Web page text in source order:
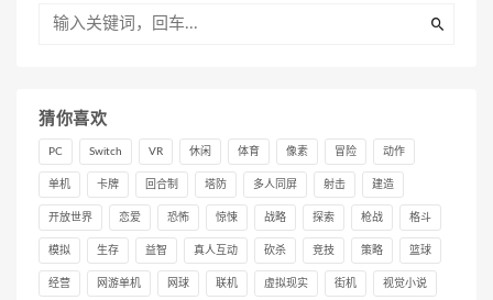
猜你喜欢
PC Switch VR 休闲 体育 像素 冒险 动作
单机 卡牌 回合制 塔防 多人同屏 射击 建造
开放世界 恋爱 恐怖 惊悚 战略 探索 枪战 格斗
模拟 生存 益智 真人互动 砍杀 竞技 策略 篮球
经营 网游单机 网球 联机 虚拟现实 街机 视觉小说